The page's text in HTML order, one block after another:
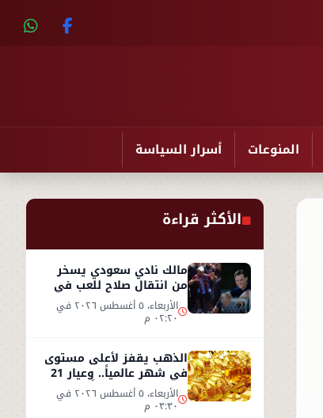
المنوعات أسرار السياسة
الأكثر قراءة
مالك نادي سعودي يسخر
من انتقال صلاح للعب في
تركيا ورفضه روشن الأربعاء، ٥ أغسطس ٢٠٢٦ في
٠٢:٢٠ م
الذهب يقفز لأعلى مستوى
في شهر عالمياً.. وعيار 21
يسجل 5930 جنيهاً الأربعاء، ٥ أغسطس ٢٠٢٦ في
٠٣:٣٠ م